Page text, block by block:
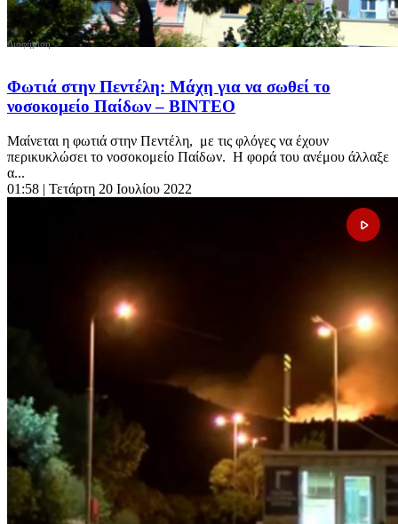
Φωτιά στην Πεντέλη: Μάχη για να σωθεί το
νοσοκομείο Παίδων – ΒΙΝΤΕΟ
Μαίνεται η φωτιά στην Πεντέλη, με τις φλόγες να έχουν
περικυκλώσει το νοσοκομείο Παίδων. Η φορά του ανέμου άλλαξε
α...
01:58 | Τετάρτη 20 Ιουλίου 2022